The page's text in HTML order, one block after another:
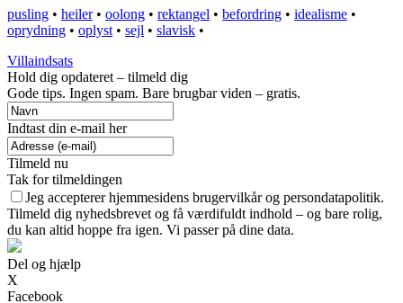
pusling • heiler• oolong • rektangel • befordring • idealisme •
oprydning • oplyst • sejl • slavisk •
Villaindsats
Hold dig opdateret – tilmeld dig
Gode tips. Ingen spam. Bare brugbar viden – gratis.
Indtast din e-mail her
Tilmeld nu
Tak for tilmeldingen
Jeg accepterer hjemmesidens brugervilkår og persondatapolitik.
Tilmeld dig nyhedsbrevet og få værdifuldt indhold – og bare rolig,
du kan altid hoppe fra igen. Vi passer på dine data.
Del og hjælp
X
Facebook